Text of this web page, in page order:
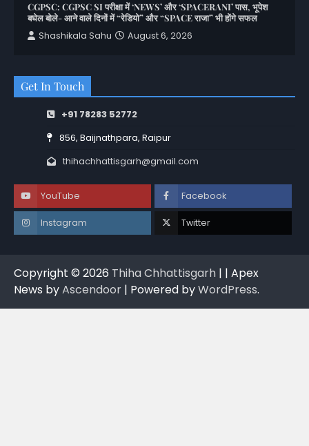
CGPSC: CGPSC SI परीक्षा में ‘NEWS’ और ‘SPACERANI’ पास, भूपेश
बघेल बोले- आने वाले दिनों में “रेडियो” और “SPACE राजा” भी होंगे सफल
Shashikala Sahu
August 6, 2026
Get In Touch
+91 78283 52772
856, Baijnathpara, Raipur
thihachhattisgarh@gmail.com
YouTube Facebook
Instagram Twitter
Copyright © 2026 Thiha Chhattisgarh | | Apex
News byAscendoor | Powered byWordPress.